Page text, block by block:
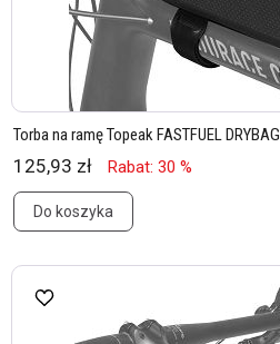
Torba na ramę Topeak FASTFUEL DRYBAG
125,93 zł Rabat: 30 %
Do koszyka